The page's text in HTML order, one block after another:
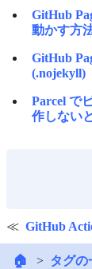
GitHub
動かす方
GitHub
(.nojekyll)
Parcel で
作しない
GitHub
🏠 タグの